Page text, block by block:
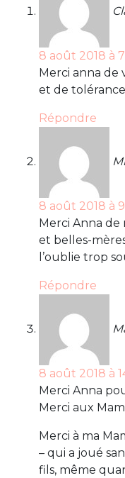
8 août 2018 à
Merci anna de
et de
Répondre
8 août 2018 à
Merci Anna
et belles-
l’oublie trop
Répondre
8 août 2018 à
Merci Anna
Merci aux
Merci à ma
– qui a joué
fils, même